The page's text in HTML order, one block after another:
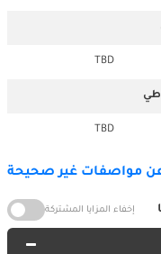
TBD
TBD
عن مواصفات غير صحيحة
إخفاء المزايا المشتركة